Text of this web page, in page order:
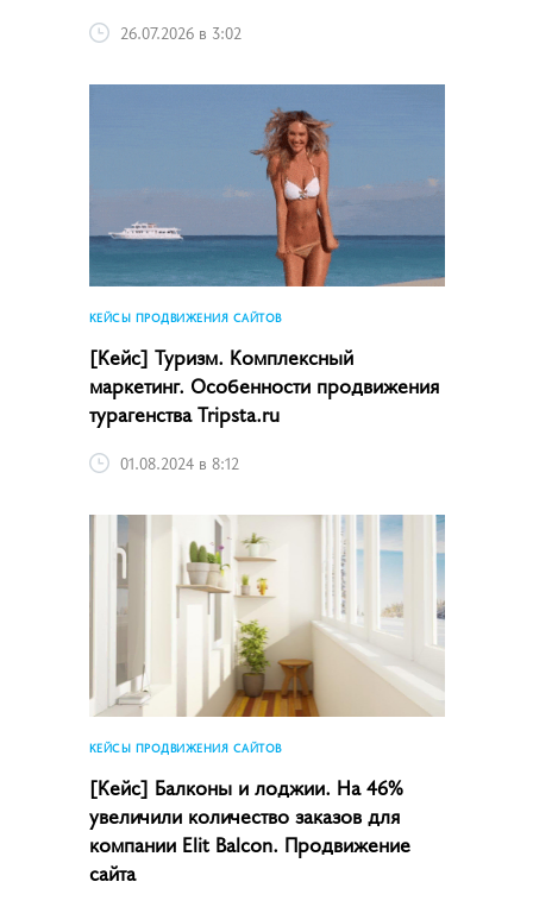
26.07.2026 в 3:02
КЕЙСЫ ПРОДВИЖЕНИЯ САЙТОВ
[Кейс] Туризм. Комплексный
маркетинг. Особенности продвижения
турагенства Tripsta.ru
01.08.2024 в 8:12
КЕЙСЫ ПРОДВИЖЕНИЯ САЙТОВ
[Кейс] Балконы и лоджии. На 46%
увеличили количество заказов для
компании Elit Balcon. Продвижение
сайта